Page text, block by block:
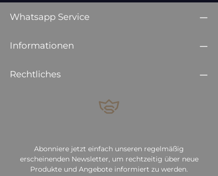
Whatsapp Service
Informationen
Rechtliches
Abonniere jetzt einfach unseren regelmäßig
erscheinenden Newsletter, um rechtzeitig über neue
Produkte und Angebote informiert zu werden.